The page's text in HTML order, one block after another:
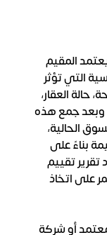
المقيم
التي تؤثر
حالة العقار،
وبعد جمع هذه
الحالية،
بناءً على
تقرير تقييم
على اتخاذ
أو شركة